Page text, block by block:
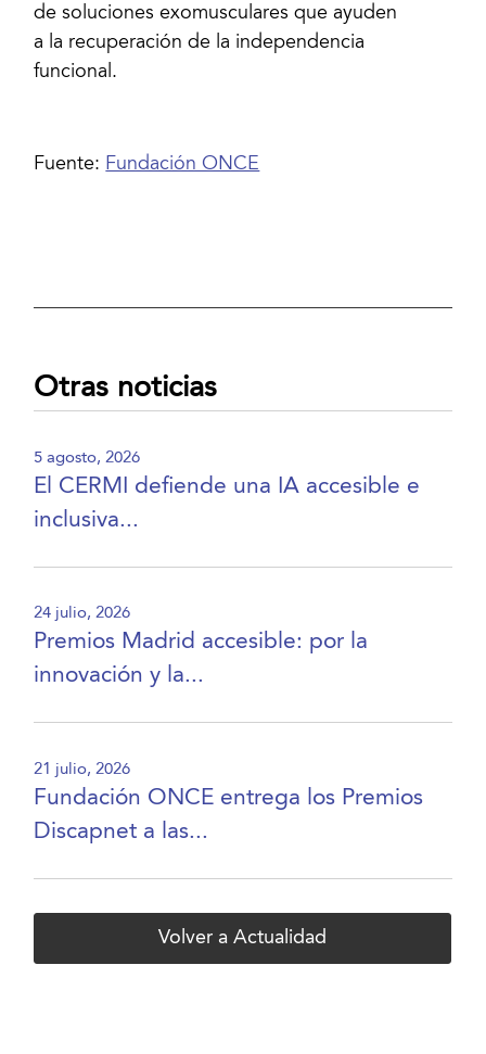
de soluciones exomusculares que ayuden
a la recuperación de la independencia
funcional.
Fuente: Fundación ONCE
Otras noticias
5 agosto, 2026
El CERMI defiende una IA accesible e
inclusiva...
24 julio, 2026
Premios Madrid accesible: por la
innovación y la...
21 julio, 2026
Fundación ONCE entrega los Premios
Discapnet a las...
Volver a Actualidad